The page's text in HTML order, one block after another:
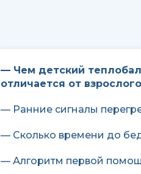
— Чем детский
отличается от взрослого
— Ранние сигналы
— Сколько времени до
— Алгоритм первой